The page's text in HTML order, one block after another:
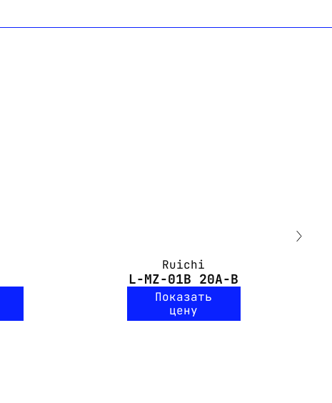
Ruichi
L-MZ-01B 20A-B
Показать
цену